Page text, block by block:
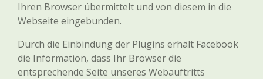
Ihren Browser übermittelt und von diesem in die
Webseite eingebunden.
Durch die Einbindung der Plugins erhält Facebook
die Information, dass Ihr Browser die
entsprechende Seite unseres Webauftritts